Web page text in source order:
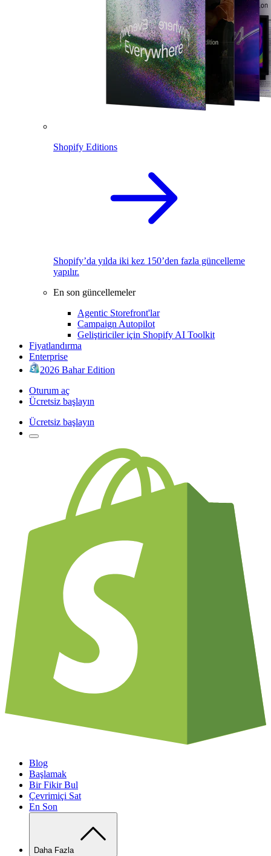
Shopify Editions
Shopify’da yılda iki kez 150’den fazla güncelleme
yapılır.
En son güncellemeler
Agentic Storefront'lar
Campaign Autopilot
Geliştiriciler için Shopify AI Toolkit
Fiyatlandırma
Enterprise
2026 Bahar Edition
Oturum aç
Ücretsiz başlayın
Ücretsiz başlayın
Blog
Başlamak
Bir Fikir Bul
Çevrimiçi Sat
En Son
Daha Fazla